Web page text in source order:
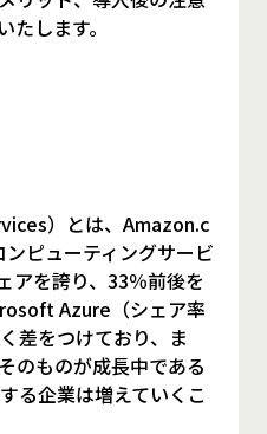
します。
）とは、Amazon.c
ピューティングサービ
アを誇り、33％前後を
Azure（シェア率
差をつけており、ま
のものが成長中である
る企業は増えていくこ